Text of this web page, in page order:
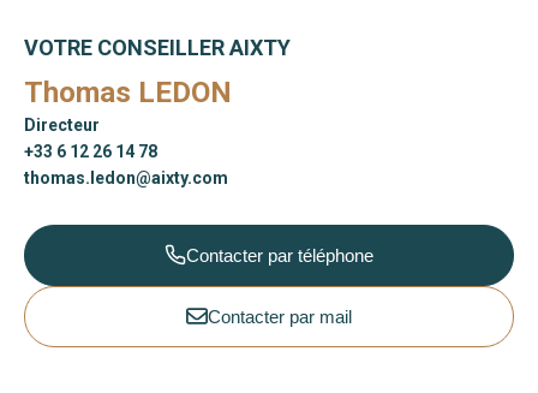
VOTRE CONSEILLER AIXTY
Thomas LEDON
Directeur
+33 6 12 26 14 78
thomas.ledon@aixty.com
Contacter par téléphone
Contacter par mail